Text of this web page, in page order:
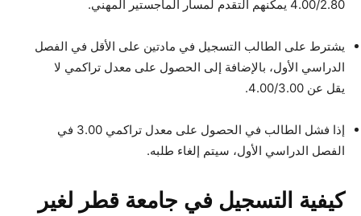
4.00/2.80 يمكنهم التقدم لمسار الماجستير المهني.
يشترط على الطالب التسجيل في مادتين على الأقل في الفصل
الدراسي الأول، بالإضافة إلى الحصول على معدل تراكمي لا
يقل عن 4.00/3.00.
إذا فشل الطالب في الحصول على معدل تراكمي 3.00 في
الفصل الدراسي الأول، سيتم إلغاء طلبه.
كيفية التسجيل في جامعة قطر لغير